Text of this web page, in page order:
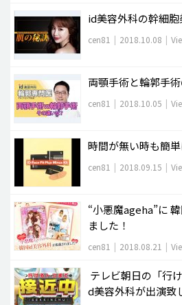
id美容外科の幹細
cen81 | 2018.10.08 |
両顎手術と輪郭手術
cen81 | 2018.10.05 |
時間が無い時も簡単
cen81 | 2018.09.15 |
“小悪魔ageha”に
ました！
cen81 | 2018.08.21 |
テレビ朝日の「行
d美容外科が出演致